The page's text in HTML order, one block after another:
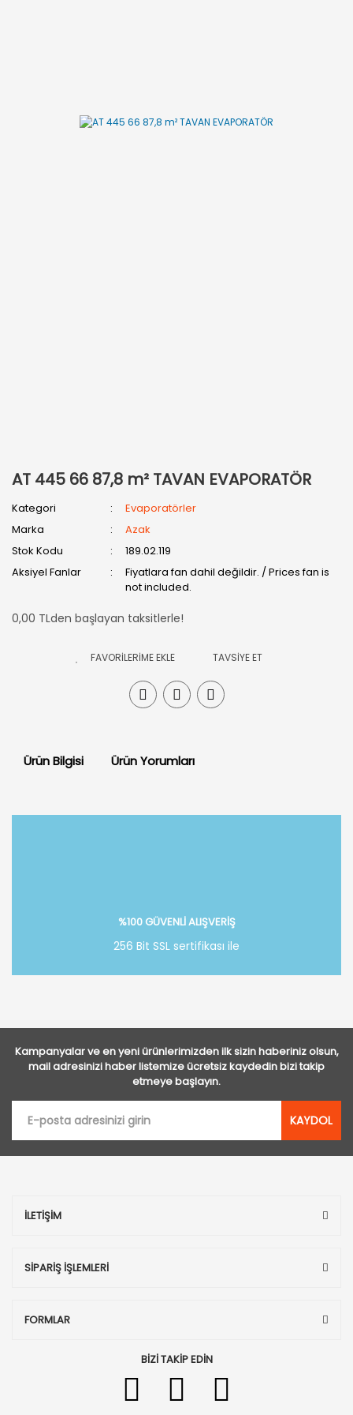
AT 445 66 87,8 m² TAVAN EVAPORATÖR
Kategori
Evaporatörler
Marka
Azak
Stok Kodu
189.02.119
Aksiyel Fanlar
Fiyatlara fan dahil değildir. / Prices fan is
not included.
0,00 TLden başlayan taksitlerle!
TAVSİYE ET
Ürün Bilgisi Ürün Yorumları
%100 GÜVENLİ ALIŞVERİŞ
256 Bit SSL sertifikası ile
Kampanyalar ve en yeni ürünlerimizden ilk sizin haberiniz olsun,
mail adresinizi haber listemize ücretsiz kaydedin bizi takip
etmeye başlayın.
KAYDOL
İLETİŞİM
SİPARİŞ İŞLEMLERİ
FORMLAR
BİZİ TAKİP EDİN